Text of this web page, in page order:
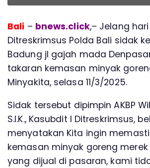
Bali – bnews.click,– Jelang
Ditreskrimsus Polda Bali sidak
Badung jl gajah mada
takaran kemasan minyak
Minyakita, selasa 11/3/2025.
Sidak tersebut dipimpin AKBP
S.I.K., Kasubdit I Ditreskrimsus,
menyatakan Kita ingin
kemasan minyak goreng
yang dijual di pasaran, kami